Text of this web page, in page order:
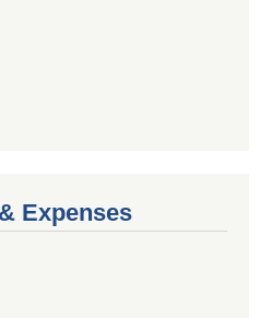
Expenses